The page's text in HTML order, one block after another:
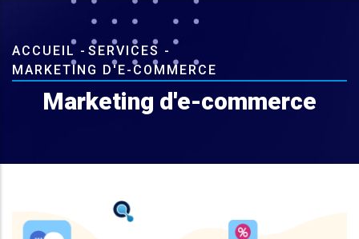
Fil
d'Ariane
ACCUEIL - SERVICES -
MARKETING D'E-COMMERCE
Marketing d'e-commerce